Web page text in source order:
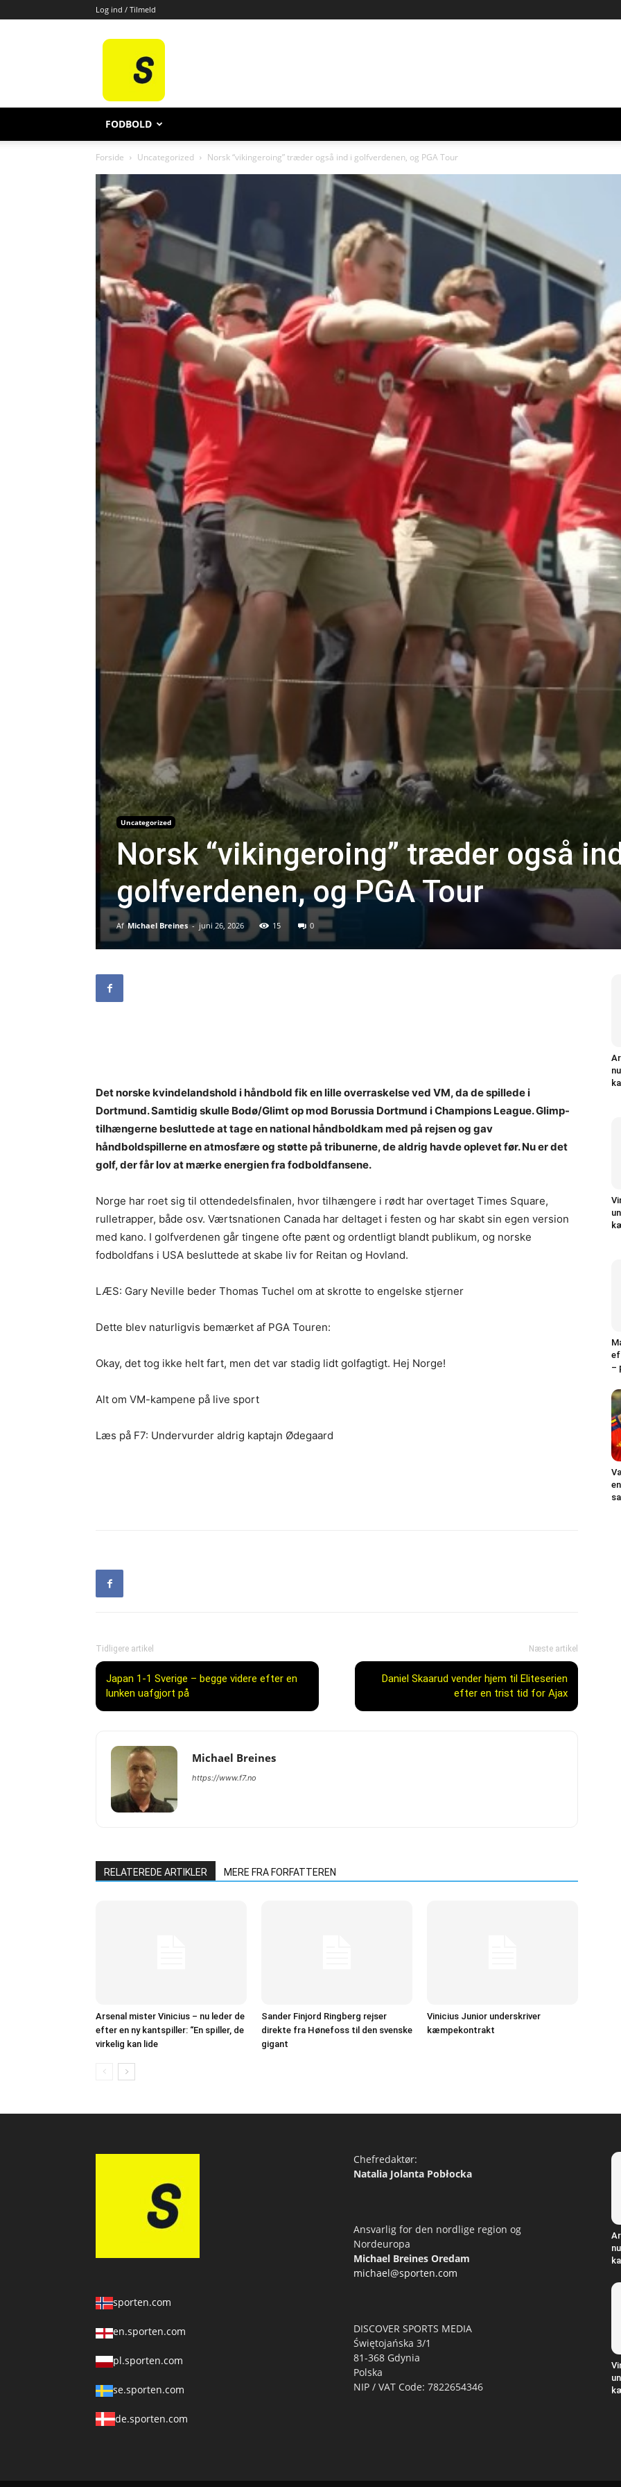
Log ind / Tilmeld
All
FODBOLD
Forside Uncategorized Norsk “vikingeroing” træder også ind i golfverdenen, og PGA Tour
Uncategorized
Norsk “vikingeroing” træder også
golfverdenen, og PGA Tour
Af Michael Breines - juni 26, 2026 15 0
Det norske kvindelandshold i håndbold fik en lille overraskelse ved VM, da de spillede i
Dortmund. Samtidig skulle Bodø/Glimt op mod Borussia Dortmund i Champions League. Glimp-
tilhængerne besluttede at tage en national håndboldkam med på rejsen og gav
håndboldspillerne en atmosfære og støtte på tribunerne, de aldrig havde oplevet før. Nu er det
golf, der får lov at mærke energien fra fodboldfansene.
Norge har roet sig til ottendedelsfinalen, hvor tilhængere i rødt har overtaget Times Square,
rulletrapper, både osv. Værtsnationen Canada har deltaget i festen og har skabt sin egen version
med kano. I golfverdenen går tingene ofte pænt og ordentligt blandt publikum, og norske
fodboldfans i USA besluttede at skabe liv for Reitan og Hovland.
LÆS: Gary Neville beder Thomas Tuchel om at skrotte to engelske stjerner
Dette blev naturligvis bemærket af PGA Touren:
Okay, det tog ikke helt fart, men det var stadig lidt golfagtigt. Hej Norge!
Alt om VM-kampene på live sport
Læs på F7: Undervurder aldrig kaptajn Ødegaard
Tidligere artikel
Japan 1-1 Sverige – begge videre efter en
lunken uafgjort på
Næste artikel
Daniel Skaarud vender hjem til Eliteserien
efter en trist tid for Ajax
Michael Breines
https://www.f7.no
RELATEREDE ARTIKLER MERE FRA FORFATTEREN
Arsenal mister Vinicius – nu leder de
efter en ny kantspiller: “En spiller, de
virkelig kan lide
Sander Finjord Ringberg rejser
direkte fra Hønefoss til den svenske
gigant
Vinicius Junior underskriver
kæmpekontrakt
–
sporten.com
en.sporten.com
pl.sporten.com
se.sporten.com
de.sporten.com
Chefredaktør:
Natalia Jolanta Pobłocka
Ansvarlig for den nordlige region og
Nordeuropa
Michael Breines Oredam
michael@sporten.com
DISCOVER SPORTS MEDIA
Świętojańska 3/1
81-368 Gdynia
Polska
NIP / VAT Code: 7822654346